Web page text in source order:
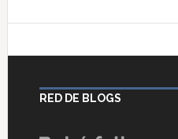
RED DE BLOGS